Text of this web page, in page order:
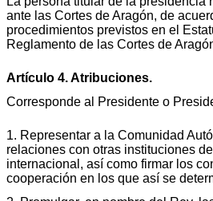
ante las Cortes de Aragón, de
procedimientos previstos en el
Reglamento de las Cortes de
Artículo 4. Atribuciones.
Corresponde al Presidente o
1. Representar a la Comunidad
relaciones con otras instituciones
internacional, así como firmar los
cooperación en los que así se